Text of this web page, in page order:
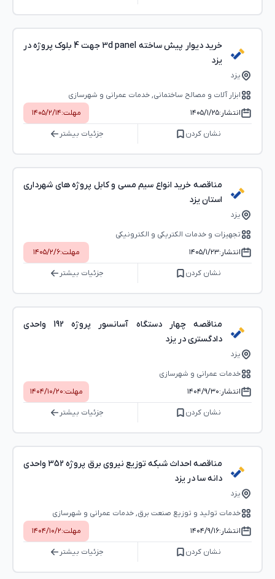
خرید دیوار پیش ساخته 3d panel جهت 4 بلوک پروژه در
یزد
یزد
ابزار آلات و مصالح ساختمانی, خدمات عمرانی و شهرسازی
انتشار:۱۴۰۵/۱/۲۵ مهلت:۱۴۰۵/۲/۱۴
نشان کردن جزئیات بیشتر
مناقصه خرید انواع سیم مسی و کابل پروژه های شهرداری
استان یزد
یزد
تجهیزات و خدمات الکتریکی و الکترونیکی
انتشار:۱۴۰۵/۱/۲۳ مهلت:۱۴۰۵/۲/۶
نشان کردن جزئیات بیشتر
مناقصه چهار دستگاه آسانسور پروژه 192 واحدی
دادگستری در یزد
یزد
خدمات عمرانی و شهرسازی
انتشار:۱۴۰۴/۹/۳۰ مهلت:۱۴۰۴/۱۰/۲۰
نشان کردن جزئیات بیشتر
مناقصه احداث شبکه توزیع نیروی برق پروژه 352 واحدی
دانه سا در یزد
یزد
خدمات تولید و توزیع صنعت برق, خدمات عمرانی و شهرسازی
انتشار:۱۴۰۴/۹/۱۶ مهلت:۱۴۰۴/۱۰/۲
نشان کردن جزئیات بیشتر